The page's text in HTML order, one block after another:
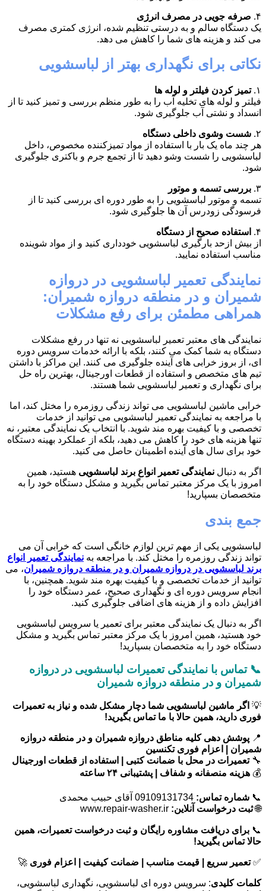
۴. صرفه جویی در مصرف انرژی
یک دستگاه سالم و به درستی تنظیم شده، انرژی کمتری مصرف
می کند و هزینه های شما را کاهش می دهد.
نکاتی برای نگهداری بهتر از لباسشویی
۱. تمیز کردن فیلتر و لوله ها
فیلتر و لوله های تخلیه آب را به طور منظم بررسی و تمیز کنید تا از
انسداد و نشتی آب جلوگیری شود.
۲. شست وشوی داخلی دستگاه
هر چند ماه یک بار با استفاده از مواد تمیزکننده مخصوص، داخل
لباسشویی را شست وشو دهید تا از تجمع جرم و باکتری جلوگیری
شود.
۳. بررسی تسمه و موتور
تسمه و موتور لباسشویی را به طور دوره ای بررسی کنید تا از
فرسودگی زودرس آن ها جلوگیری شود.
۴.
استفاده صحیح از دستگاه
از بیش ازحد بارگیری لباسشویی خودداری کنید و از مواد شوینده
مناسب استفاده نمایید.
نمایندگی تعمیر لباسشویی در دروازه
شمیران و در منطقه دروازه شمیران:
همراهی مطمئن برای رفع مشکلات
نمایندگی های معتبر تعمیر لباسشویی نه تنها در رفع مشکلات
دستگاه به شما کمک می کنند، بلکه با ارائه خدمات سرویس دوره
ای، از بروز خرابی های آینده جلوگیری می کنند. این مراکز با داشتن
تیم های متخصص و استفاده از قطعات اورجینال، بهترین راه حل
برای نگهداری و تعمیر لباسشویی شما هستند.
خرابی ماشین لباسشویی می تواند زندگی روزمره را مختل کند، اما
با مراجعه به نمایندگی تعمیر لباسشویی می توانید از خدمات
تخصصی و با کیفیت بهره مند شوید. با انتخاب یک نمایندگی معتبر، نه
تنها هزینه های خود را کاهش می دهید، بلکه از عملکرد بهینه دستگاه
خود برای سال های آینده اطمینان حاصل می کنید.
اگر به دنبال نمایندگی تعمیر انواع برند لباسشویی هستید، همین
امروز با یک مرکز معتبر تماس بگیرید و مشکل دستگاه خود را به
متخصصان بسپارید!
جمع بندی
لباسشویی یکی از مهم ترین لوازم خانگی است که خرابی آن می
تواند زندگی روزمره را مختل کند. با مراجعه به نمایندگی تعمیر انواع
برند لباسشویی در دروازه شمیران و در منطقه دروازه شمیران، می
توانید از خدمات تخصصی و با کیفیت بهره مند شوید. همچنین، با
انجام سرویس دوره ای و نگهداری صحیح، عمر دستگاه خود را
افزایش داده و از هزینه های اضافی جلوگیری کنید.
اگر به دنبال یک نمایندگی معتبر برای تعمیر یا سرویس لباسشویی
خود هستید، همین امروز با یک مرکز معتبر تماس بگیرید و مشکل
دستگاه خود را به متخصصان بسپارید!
📞 تماس با نمایندگی تعمیرات لباسشویی در دروازه
شمیران و در منطقه دروازه شمیران
💡 اگر ماشین لباسشویی شما دچار مشکل شده و نیاز به تعمیرات
فوری دارید، همین حالا با ما تماس بگیرید!
📍 پوشش دهی کلیه مناطق دروازه شمیران و در منطقه دروازه
شمیران | اعزام فوری تکنسین
🔧تعمیرات در محل با ضمانت کتبی | استفاده از قطعات اورجینال
💰 هزینه منصفانه و شفاف | پشتیبانی ۲۴ ساعته
📞 شماره تماس: 09109131734 آقای حبیب محمدی
🌐ثبت درخواست آنلاین: www.repair-washer.ir
📞 برای دریافت مشاوره رایگان و ثبت درخواست تعمیرات، همین
حالا تماس بگیرید!
✅تعمیر سریع | قیمت مناسب | ضمانت کیفیت | اعزام فوری 🚀
کلمات کلیدی: سرویس دوره ای لباسشویی، نگهداری لباسشویی،